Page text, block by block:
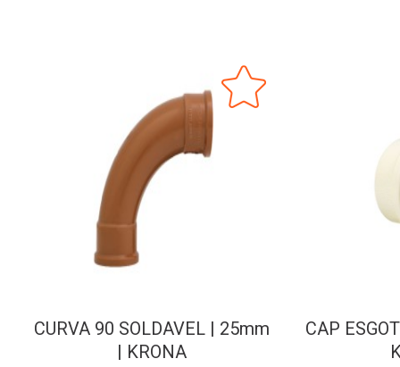
CURVA 90 SOLDAVEL | 25mm
| KRONA
CAP